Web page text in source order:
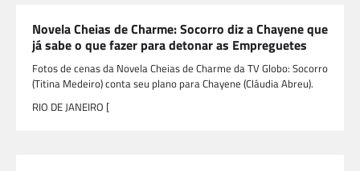
Novela Cheias de Charme: Socorro diz a Chayene que
já sabe o que fazer para detonar as Empreguetes
Fotos de cenas da Novela Cheias de Charme da TV Globo: Socorro
(Titina Medeiro) conta seu plano para Chayene (Cláudia Abreu).
RIO DE JANEIRO [